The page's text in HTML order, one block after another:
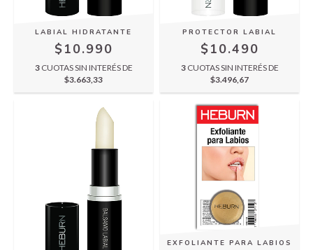
LABIAL HIDRATANTE
$10.990
3 CUOTAS SIN INTERÉS DE
$3.663,33
PROTECTOR LABIAL
$10.490
3 CUOTAS SIN INTERÉS DE
$3.496,67
EXFOLIANTE PARA LABIOS